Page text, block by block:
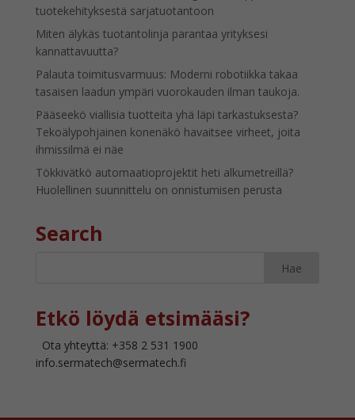
tuotekehityksestä sarjatuotantoon
Miten älykäs tuotantolinja parantaa yrityksesi
kannattavuutta?
Palauta toimitusvarmuus: Moderni robotiikka takaa
tasaisen laadun ympäri vuorokauden ilman taukoja.
Pääseekö viallisia tuotteita yhä läpi tarkastuksesta?
Tekoälypohjainen konenäkö havaitsee virheet, joita
ihmissilmä ei näe
Tökkivätkö automaatioprojektit heti alkumetreillä?
Huolellinen suunnittelu on onnistumisen perusta
Search
Etkö löydä etsimääsi?
Ota yhteyttä: +358 2 531 1900
info.sermatech@sermatech.fi